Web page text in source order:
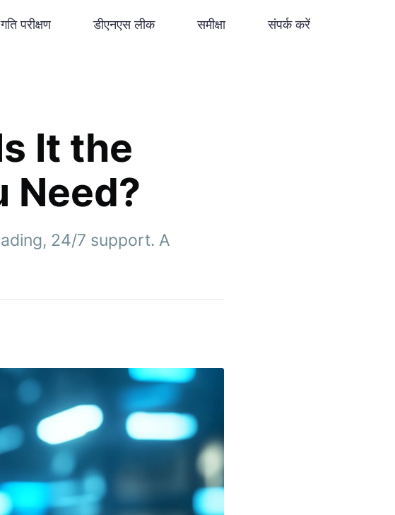
गति परीक्षण डीएनएस लीक समीक्षा संपर्क करें
It the
Need?
24/7 support. A